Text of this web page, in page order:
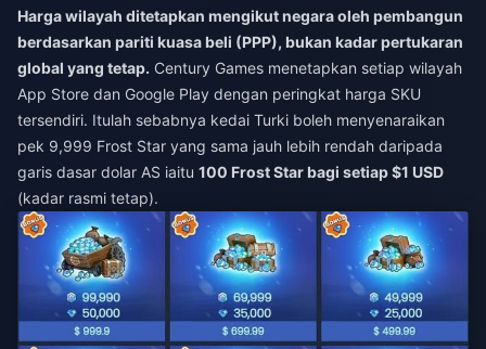
Harga wilayah ditetapkan mengikut negara oleh pembangun
berdasarkan pariti kuasa beli (PPP), bukan kadar pertukaran
global yang tetap. Century Games menetapkan setiap wilayah
App Store dan Google Play dengan peringkat harga SKU
tersendiri. Itulah sebabnya kedai Turki boleh menyenaraikan
pek 9,999 Frost Star yang sama jauh lebih rendah daripada
garis dasar dolar AS iaitu 100 Frost Star bagi setiap $1 USD
(kadar rasmi tetap).